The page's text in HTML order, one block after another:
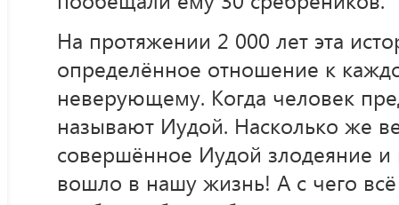
На протяжении 2 000 лет эта
определённое отношение к
неверующему. Когда человек
называют Иудой. Насколько же
совершённое Иудой злодеяние и
вошло в нашу жизнь! А с чего всё